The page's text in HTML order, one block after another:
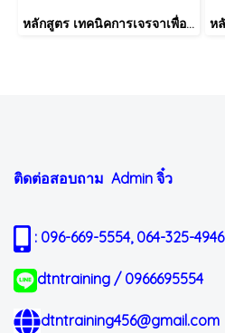
หลักสูตร เทคนิคการเจรจาเพื่อติดตามหนี้และกฎหมาย พ.ร.บ.ทวงหนี้
ติดต่อสอบถาม Admin จิ๋ว
: 096-669-5554, 064-325-4946
dtntraining / 0966695554
dtntraining456@gmail.com